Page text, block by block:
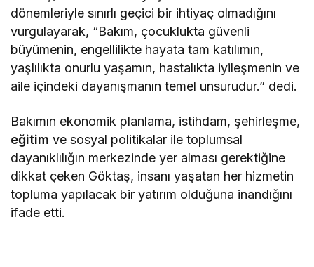
dönemleriyle sınırlı geçici bir ihtiyaç olmadığını
vurgulayarak, “Bakım, çocuklukta güvenli
büyümenin, engellilikte hayata tam katılımın,
yaşlılıkta onurlu yaşamın, hastalıkta iyileşmenin ve
aile içindeki dayanışmanın temel unsurudur.” dedi.
Bakımın ekonomik planlama, istihdam, şehirleşme,
eğitim ve sosyal politikalar ile toplumsal
dayanıklılığın merkezinde yer alması gerektiğine
dikkat çeken Göktaş, insanı yaşatan her hizmetin
topluma yapılacak bir yatırım olduğuna inandığını
ifade etti.